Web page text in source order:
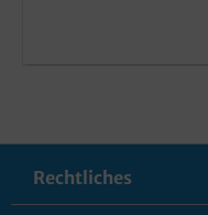
Rechtliches